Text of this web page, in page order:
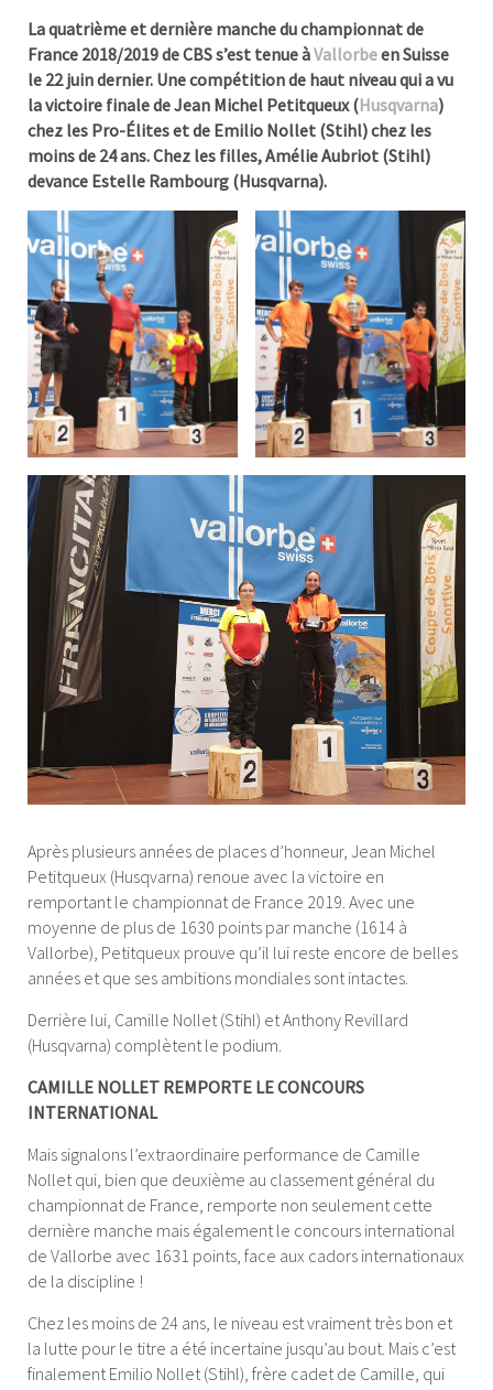
La quatrième et dernière manche du championnat de
France 2018/2019 de CBS s’est tenue àVallorbeen Suisse
le 22 juin dernier. Une compétition de haut niveau qui a vu
la victoire finale de Jean Michel Petitqueux (Husqvarna)
chez les Pro-Élites et de Emilio Nollet (Stihl) chez les
moins de 24 ans. Chez les filles, Amélie Aubriot (Stihl)
devance Estelle Rambourg (Husqvarna).
Après plusieurs années de places d’honneur, Jean Michel
Petitqueux (Husqvarna) renoue avec la victoire en
remportant le championnat de France 2019. Avec une
moyenne de plus de 1630 points par manche (1614 à
Vallorbe), Petitqueux prouve qu’il lui reste encore de belles
années et que ses ambitions mondiales sont intactes.
Derrière lui, Camille Nollet (Stihl) et Anthony Revillard
(Husqvarna) complètent le podium.
CAMILLE NOLLET REMPORTE LE CONCOURS
INTERNATIONAL
Mais signalons l’extraordinaire performance de Camille
Nollet qui, bien que deuxième au classement général du
championnat de France, remporte non seulement cette
dernière manche mais également le concours international
de Vallorbe avec 1631 points, face aux cadors internationaux
de la discipline !
Chez les moins de 24 ans, le niveau est vraiment très bon et
la lutte pour le titre a été incertaine jusqu’au bout. Mais c’est
finalement Emilio Nollet (Stihl), frère cadet de Camille, qui